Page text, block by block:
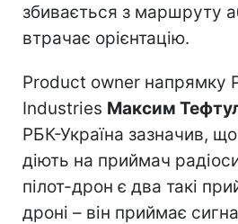
збивається з маршруту
втрачає орієнтацію.
Product owner напрямку
Industries Максим
РБК-Україна зазначив,
діють на приймач
пілот-дрон є два такі
дроні – він приймає